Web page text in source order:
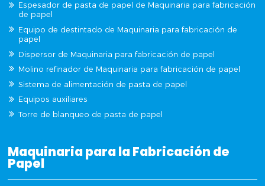
Espesador de pasta de papel de Maquinaria para fabricación
de papel
Equipo de destintado de Maquinaria para fabricación de
papel
Dispersor de Maquinaria para fabricación de papel
Molino refinador de Maquinaria para fabricación de papel
Sistema de alimentación de pasta de papel
Equipos auxiliares
Torre de blanqueo de pasta de papel
Maquinaria para la Fabricación de
Papel